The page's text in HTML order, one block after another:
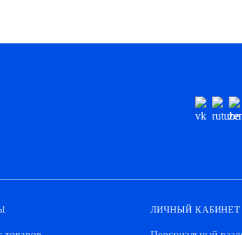
ЛИЧНЫЙ КАБИНЕТ